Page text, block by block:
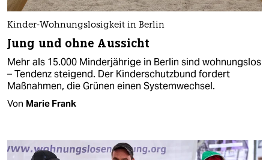
Kinder-Wohnungslosigkeit in Berlin
Jung und ohne Aussicht
Mehr als 15.000 Minderjährige in Berlin sind wohnungslos
– Tendenz steigend. Der Kinderschutzbund fordert
Maßnahmen, die Grünen einen Systemwechsel.
Von Marie Frank